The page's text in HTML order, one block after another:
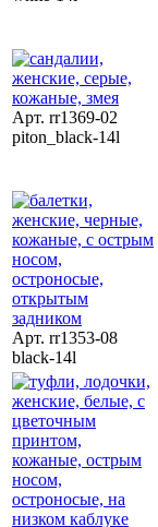
Арт. rr1369-02
piton_black-14l
Арт. rr1353-08
black-14l